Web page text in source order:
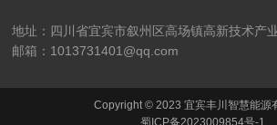
地址：四川省宜宾市叙州区高场镇高新技术产
邮箱：1013731401@qq.com
Copyright © 2023 宜宾丰川智慧能源